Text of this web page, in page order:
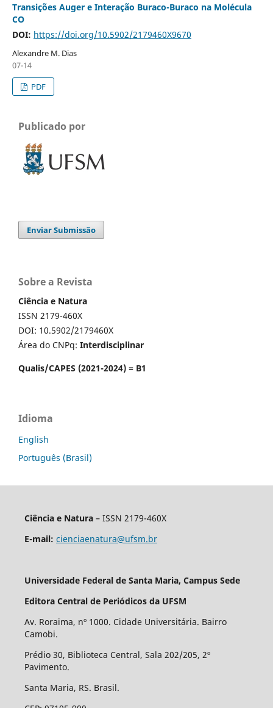
Transições Auger e Interação Buraco-Buraco na Molécula
CO
DOI: https://doi.org/10.5902/2179460X9670
Alexandre M. Dias
07-14
PDF
Publicado por
Enviar Submissão
Sobre a Revista
Ciência e Natura
ISSN 2179-460X
DOI: 10.5902/2179460X
Área do CNPq: Interdisciplinar
Qualis/CAPES (2021-2024) = B1
Idioma
English
Português (Brasil)
Ciência e Natura – ISSN 2179-460X
E-mail: cienciaenatura@ufsm.br
Universidade Federal de Santa Maria, Campus Sede
Editora Central de Periódicos da UFSM
Av. Roraima, nº 1000. Cidade Universitária. Bairro
Camobi.
Prédio 30, Biblioteca Central, Sala 202/205, 2º
Pavimento.
Santa Maria, RS. Brasil.